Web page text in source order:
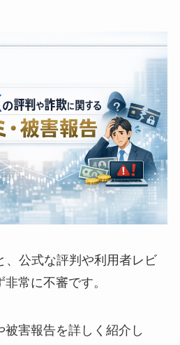
、公式な評判や利用者レビ
常に不審です。
被害報告を詳しく紹介し